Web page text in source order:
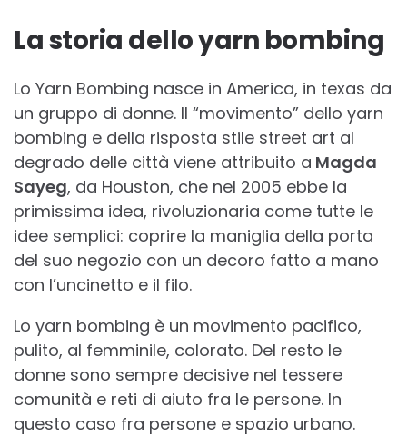
La storia dello yarn bombing
Lo Yarn Bombing nasce in America, in texas da
un gruppo di donne. Il “movimento” dello yarn
bombing e della risposta stile street art al
degrado delle città viene attribuito a Magda
Sayeg, da Houston, che nel 2005 ebbe la
primissima idea, rivoluzionaria come tutte le
idee semplici: coprire la maniglia della porta
del suo negozio con un decoro fatto a mano
con l’uncinetto e il filo.
Lo yarn bombing è un movimento pacifico,
pulito, al femminile, colorato. Del resto le
donne sono sempre decisive nel tessere
comunità e reti di aiuto fra le persone. In
questo caso fra persone e spazio urbano.